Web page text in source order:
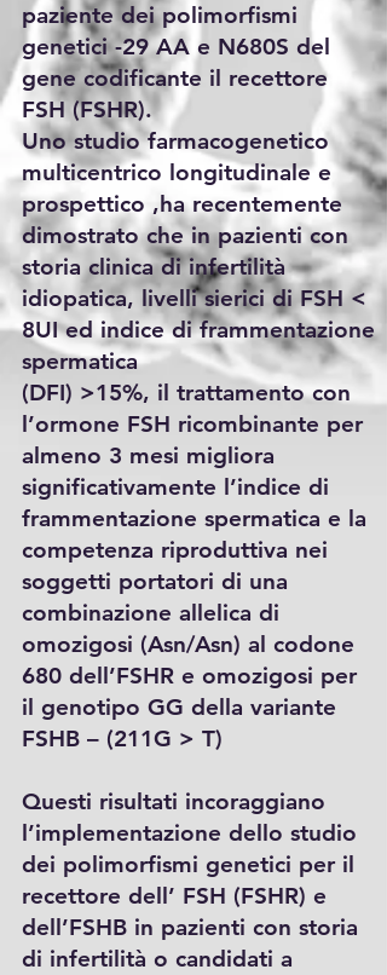
paziente dei polimorfismi
genetici -29 AA e N680S del
gene codificante il recettore
FSH (FSHR).
Uno studio farmacogenetico
multicentrico longitudinale e
prospettico ,ha recentemente
dimostrato che in pazienti con
storia clinica di infertilità
idiopatica, livelli sierici di FSH <
8UI ed indice di frammentazione
spermatica
(DFI) >15%, il trattamento con
l’ormone FSH ricombinante per
almeno 3 mesi migliora
significativamente l’indice di
frammentazione spermatica e la
competenza riproduttiva nei
soggetti portatori di una
combinazione allelica di
omozigosi (Asn/Asn) al codone
680 dell’FSHR e omozigosi per
il genotipo GG della variante
FSHB – (211G > T)
Questi risultati incoraggiano
l’implementazione dello studio
dei polimorfismi genetici per il
recettore dell’ FSH (FSHR) e
dell’FSHB in pazienti con storia
di infertilità o candidati a